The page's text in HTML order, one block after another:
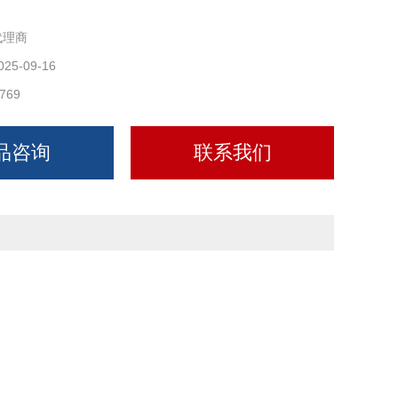
理商
09-16
咨询 联系我们